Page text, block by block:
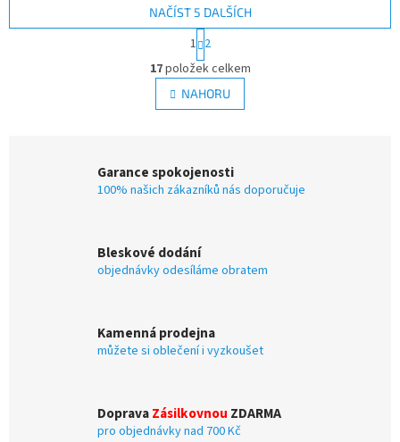
O
v
l
á
í
p
k
y
v
i
s
NAČÍST 5 DALŠÍCH
S
t
r
á
n
k
n
í
1 2
17položek celkem
NAHORU
Garance spokojenosti
100% našich zákazníků nás doporučuje
Bleskové dodání
objednávky odesíláme obratem
Kamenná prodejna
můžete si oblečení i vyzkoušet
DopravaZásilkovnou ZDARMA
pro objednávky nad 700 Kč